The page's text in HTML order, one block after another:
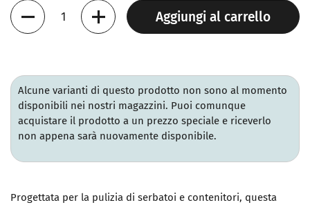
Quantità
Aggiungi al carrello
Alcune varianti di questo prodotto non sono al momento
disponibili nei nostri magazzini. Puoi comunque
acquistare il prodotto a un prezzo speciale e riceverlo
non appena sarà nuovamente disponibile.
Progettata per la pulizia di serbatoi e contenitori, questa